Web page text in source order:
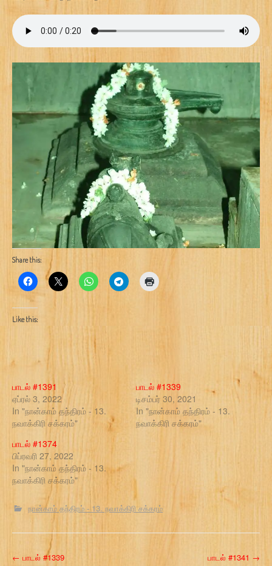
Share this:
Like this:
பாடல் #1391
ஏப்ரல் 3, 2022
In "நான்காம் தந்திரம் - 13.
நவாக்கிரி சக்கரம்"
பாடல் #1339
டிசம்பர் 30, 2021
In "நான்காம் தந்திரம் - 13.
நவாக்கிரி சக்கரம்"
பாடல் #1374
பிப்ரவரி 27, 2022
In "நான்காம் தந்திரம் - 13.
நவாக்கிரி சக்கரம்"
நான்காம் தந்திரம் - 13. நவாக்கிரி சக்கரம்
← பாடல் #1339 பாடல் #1341 →